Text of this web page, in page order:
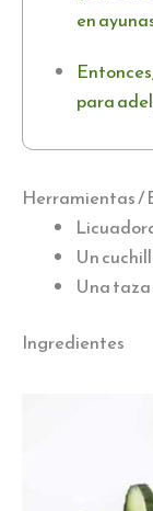
en
para
Herramientas /
Un
Una
Ingredientes